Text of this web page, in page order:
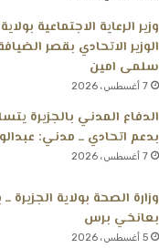
وزير الرعاية الاجتماعية
الوزير الاتحادي بقصر
سلمى امين
7 أغسطس، 2026
الدفاع المدني بالجزيرة
بدعم اتحادي ــ مدني:
7 أغسطس، 2026
وزارة الصحة بولاية الجزيرة
بعانخي برس
5 أغسطس، 2026